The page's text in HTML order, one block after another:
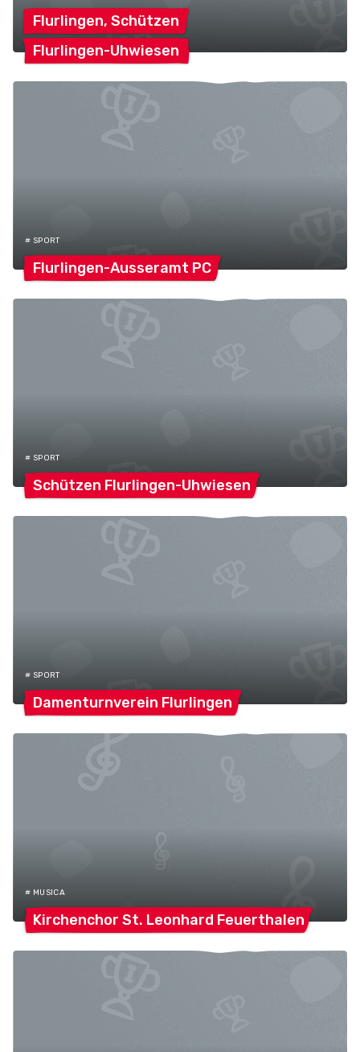
Flurlingen, Schützen
Flurlingen-Uhwiesen
# SPORT
Flurlingen-Ausseramt PC
# SPORT
Schützen Flurlingen-Uhwiesen
# SPORT
Damenturnverein Flurlingen
# MUSICA
Kirchenchor St. Leonhard Feuerthalen